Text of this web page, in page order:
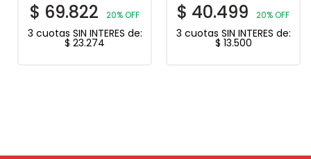
$ 69.822 20% OFF
3 cuotas SIN INTERES de:
$ 23.274
$ 40.499 20% OFF
3 cuotas SIN INTERES de:
$ 13.500